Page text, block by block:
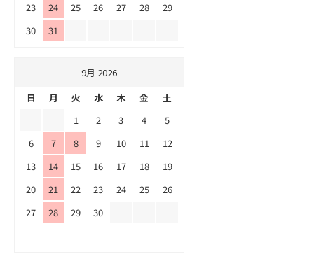
23
24 25 26 27 28
29
30
31
9月 2026
日
月 火 水 木 金
土
1
2 3 4
5
6
7 8 9 10 11
12
13
14 15 16 17 18
19
20
21 22 23 24 25
26
27
28 29 30